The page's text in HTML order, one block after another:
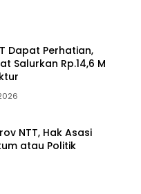
Dapat Perhatian,
Salurkan Rp.14,6 M
NTT, Hak Asasi
atau Politik